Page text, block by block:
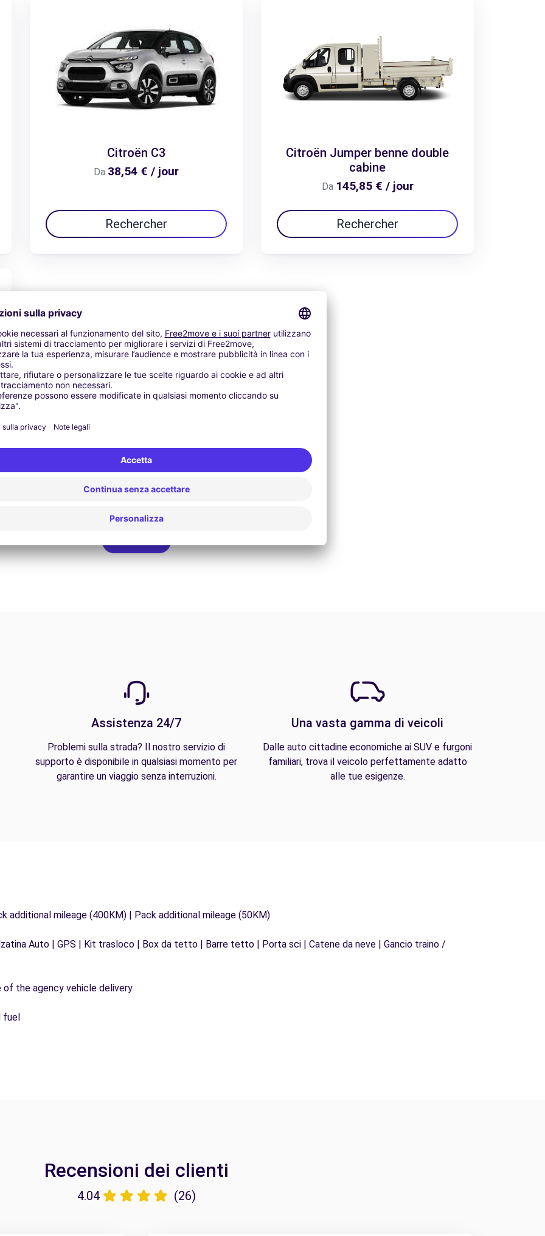
Citroën C3
Da 38,54 € / jour
Rechercher
Citroën Jumper benne double
cabine
Da 145,85 € / jour
Rechercher
Assistenza 24/7
Problemi sulla strada? Il nostro servizio di
supporto è disponibile in qualsiasi momento per
garantire un viaggio senza interruzioni.
Una vasta gamma di veicoli
Dalle auto cittadine economiche ai SUV e furgoni
familiari, trova il veicolo perfettamente adatto
alle tue esigenze.
additional mileage (400KM) | Pack additional mileage (50KM)
Auto | GPS | Kit trasloco | Box da tetto | Barre tetto | Porta sci | Catene da neve | Gancio traino /
the agency vehicle delivery
fuel
Recensioni dei clienti
4.04 (26)